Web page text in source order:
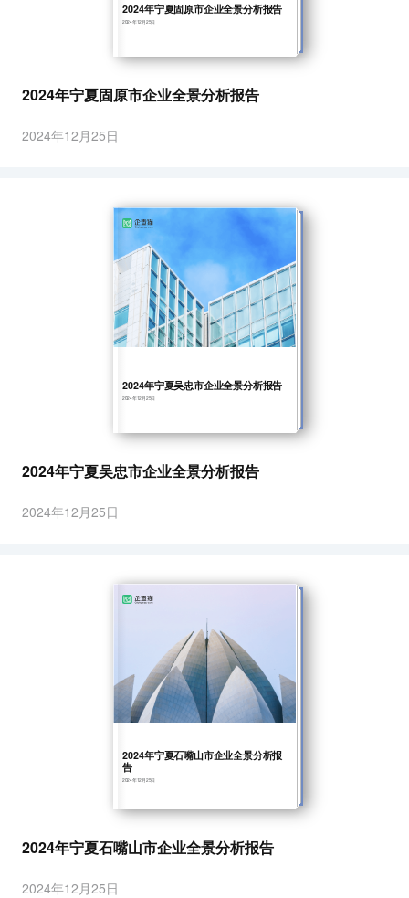
2024年宁夏固原市企业全景分析报告
2024年12月25日
2024年宁夏固原市企业全景分析报告
2024年12月25日
2024年宁夏吴忠市企业全景分析报告
2024年12月25日
2024年宁夏吴忠市企业全景分析报告
2024年12月25日
2024年宁夏石嘴山市企业全景分析报
告
2024年12月25日
2024年宁夏石嘴山市企业全景分析报告
2024年12月25日